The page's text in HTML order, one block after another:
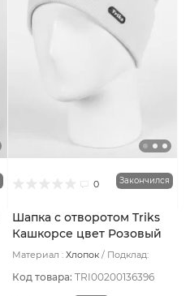
0 Закончился
Шапка с отворотом Triks
Кашкорсе цвет Розовый
светлый
Материал : Хлопок
Подклад:
Код товара: TRI00200136396